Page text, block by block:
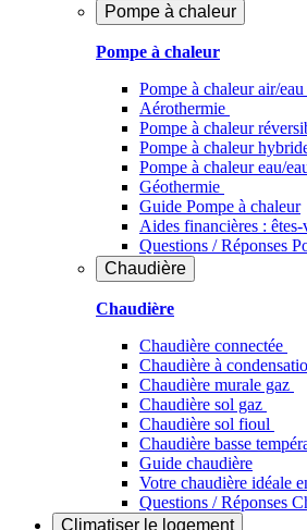
Pompe à chaleur
Pompe à chaleur
Pompe à chaleur air/eau
Aérothermie
Pompe à chaleur
Pompe à chaleur
Pompe à chaleur​ eau/
Géothermie
Guide Pompe à chaleur
Aides financières :
Questions / Réponses
Chaudière
Chaudière
Chaudière connectée
Chaudière à
Chaudière murale gaz
Chaudière sol gaz
Chaudière sol fioul
Chaudière basse
Guide chaudière
Votre chaudière idéale
Questions / Réponses
Climatiser le logement